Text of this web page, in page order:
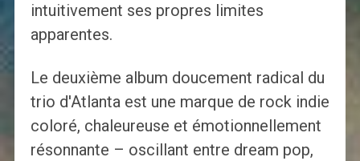
intuitivement ses propres limites
apparentes.
Le deuxième album doucement radical du
trio d'Atlanta est une marque de rock indie
coloré, chaleureuse et émotionnellement
résonnante – oscillant entre dream pop,